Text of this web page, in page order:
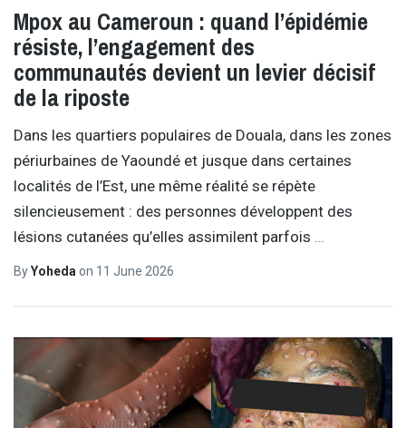
Mpox au Cameroun : quand l’épidémie
résiste, l’engagement des
communautés devient un levier décisif
de la riposte
Dans les quartiers populaires de Douala, dans les zones
périurbaines de Yaoundé et jusque dans certaines
localités de l’Est, une même réalité se répète
silencieusement : des personnes développent des
lésions cutanées qu’elles assimilent parfois
ByYohedaon 11 June 2026